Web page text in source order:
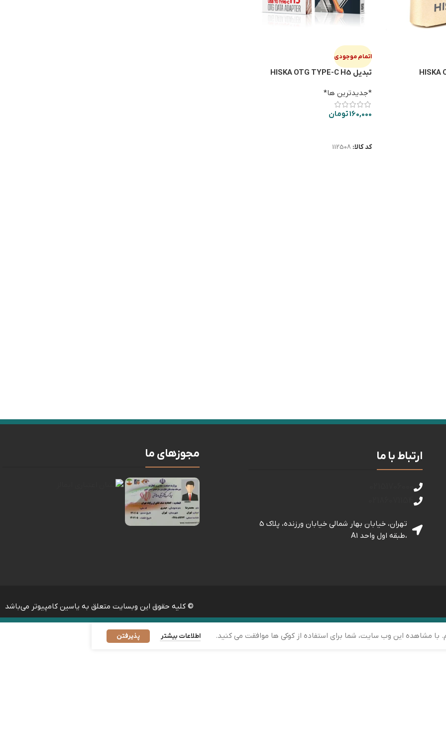
اتمام موجودی
تبدیل HISKA OTG TYPE-C H5
*جدیدترین ها*
160,000تومان
کد کالا: 112508
ارتباط با ما
02151706000
02186071154
تهران، خیابان بهار شمالی خيابان ورزنده، پلاک 5
،طبقه اول واحد A1
مجوزهای ما
© کلیه حقوق این وبسایت متعلق به یاسین کامپیوتر می‌باشد
با مشاهده این وب سایت، شما برای استفاده از کوکی ها موافقت می کنید. اطلاعات بیشتر پذیرفتن